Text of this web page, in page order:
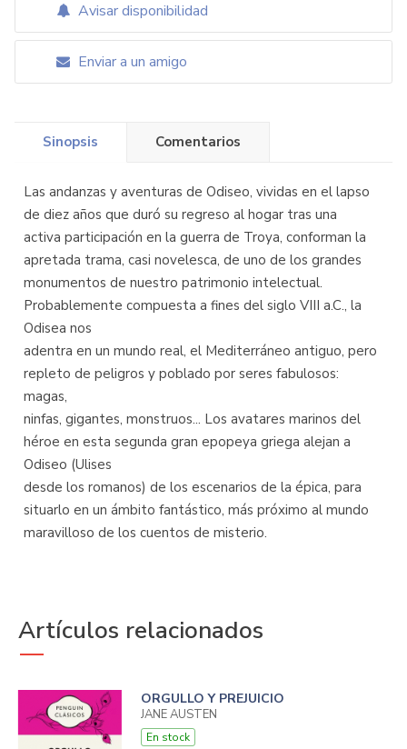
Avisar disponibilidad
Enviar a un amigo
Sinopsis Comentarios
Las andanzas y aventuras de Odiseo, vividas en el lapso
de diez años que duró su regreso al hogar tras una
activa participación en la guerra de Troya, conforman la
apretada trama, casi novelesca, de uno de los grandes
monumentos de nuestro patrimonio intelectual.
Probablemente compuesta a fines del siglo VIII a.C., la
Odisea nos
adentra en un mundo real, el Mediterráneo antiguo, pero
repleto de peligros y poblado por seres fabulosos:
magas,
ninfas, gigantes, monstruos... Los avatares marinos del
héroe en esta segunda gran epopeya griega alejan a
Odiseo (Ulises
desde los romanos) de los escenarios de la épica, para
situarlo en un ámbito fantástico, más próximo al mundo
maravilloso de los cuentos de misterio.
Artículos relacionados
ORGULLO Y PREJUICIO
JANE AUSTEN
En stock